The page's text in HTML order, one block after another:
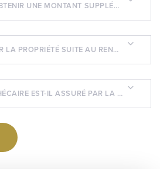
SOUHAITEZ-VOUS OBTENIR UNE MONTANT SUPPLÉMENTAIRE ?
ALLEZ-VOUS HABITER LA PROPRIÉTÉ SUITE AU RENOUVELLEMENT ?
VOTRE PRÊT HYPOTHÉCAIRE EST-IL ASSURÉ PAR LA SCHL, SAGEN OU CANADA GUARANTEE ?